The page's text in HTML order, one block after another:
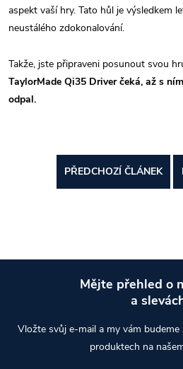
aspekt vaší hry. Tato hůl je výsledkem
neustálého zdokonalování.
Takže, jste připraveni posunout svou
TaylorMade Qi35 Driver čeká, až s
odpal.
PŘEDCHOZÍ ČLÁNEK
Mějte přehled o
a
Vložte svůj e-mail a my vám
produktech na